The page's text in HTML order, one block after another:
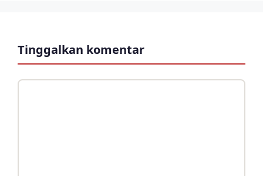
Tinggalkan komentar
Komentar
Nama
Surel
Situs